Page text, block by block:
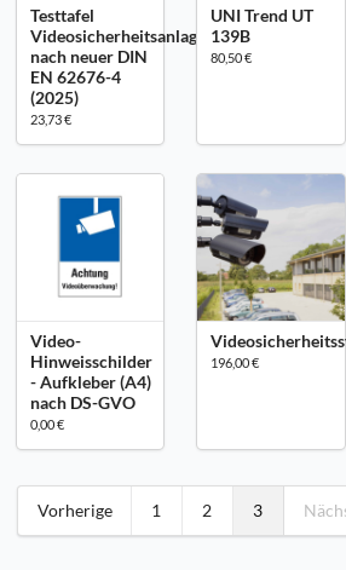
Testtafel
Videosicherheitsanlagen
nach neuer DIN
EN 62676-4
(2025)
23,73 €
UNI Trend UT
139B
80,50 €
Video-
Hinweisschilder
- Aufkleber (A4)
nach DS-GVO
0,00 €
196,00 €
Vorherige 1 2 3